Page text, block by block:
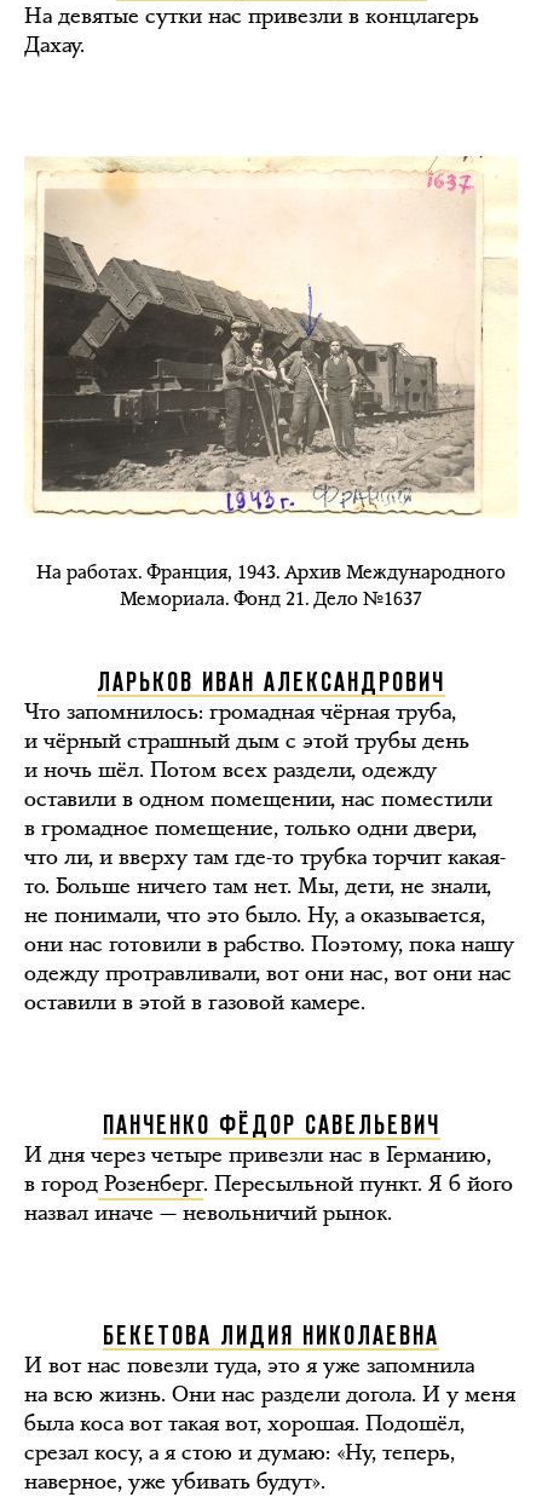
На девятые сутки нас привезли в концлагерь
Дахау.
На работах. Франция, 1943. Архив Международного
Мемориала. Фонд 21. Дело №1637
ЛАРЬКОВ ИВАН АЛЕКСАНДРОВИЧ
Что запомнилось: громадная чёрная труба,
и чёрный страшный дым с этой трубы день
и ночь шёл. Потом всех раздели, одежду
оставили в одном помещении, нас поместили
в громадное помещение, только одни двери,
что ли, и вверху там где-то трубка торчит какая-
то. Больше ничего там нет. Мы, дети, не знали,
не понимали, что это было. Ну, а оказывается,
они нас готовили в рабство. Поэтому, пока нашу
одежду протравливали, вот они нас, вот они нас
оставили в этой в газовой камере.
ПАНЧЕНКО ФЁДОР САВЕЛЬЕВИЧ
И дня через четыре привезли нас в Германию,
в город Розенберг. Пересыльной пункт. Я б його
назвал иначе — невольничий рынок.
БЕКЕТОВА ЛИДИЯ НИКОЛАЕВНА
И вот нас повезли туда, это я уже запомнила
на всю жизнь. Они нас раздели догола. И у меня
была коса вот такая вот, хорошая. Подошёл,
срезал косу, а я стою и думаю: «Ну, теперь,
наверное, уже убивать будут».